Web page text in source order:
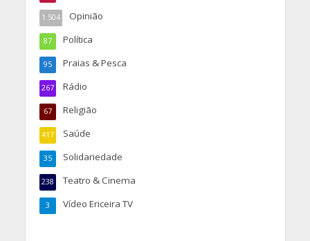
Opinião
1.504
Política
87
Praias & Pesca
95
Rádio
267
Religião
67
Saúde
417
Solidariedade
35
Teatro & Cinema
238
Vídeo Ericeira TV
3